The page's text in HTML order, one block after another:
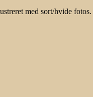
med sort/hvide